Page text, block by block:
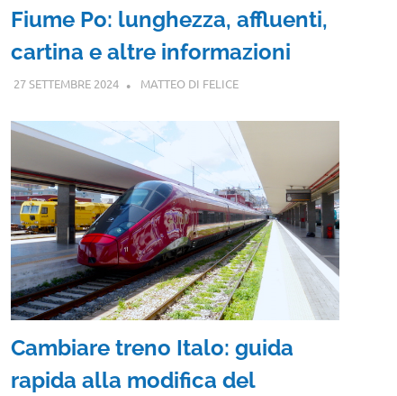
Fiume Po: lunghezza, affluenti,
cartina e altre informazioni
27 SETTEMBRE 2024 MATTEO DI FELICE
Cambiare treno Italo: guida
rapida alla modifica del